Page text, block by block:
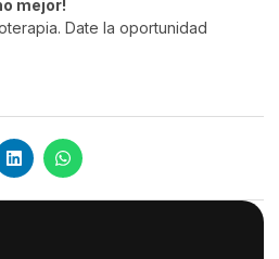
mejor!
Date la oportunidad